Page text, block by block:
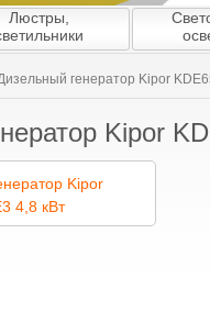
генератор Kipor
Kipor
Люстры,